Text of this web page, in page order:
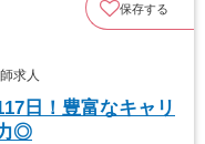
保存する
求人
日！豊富なキャリ
◎